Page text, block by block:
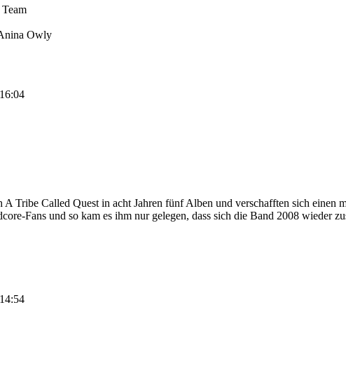
Owly
Tribe Called Quest in acht Jahren fünf Alben und verschafften sich einen
Fans und so kam es ihm nur gelegen, dass sich die Band 2008 wieder